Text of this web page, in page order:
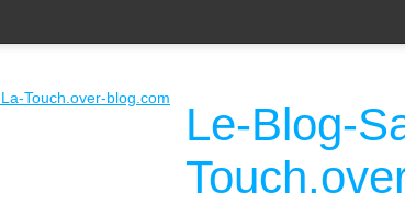
Le-Blog-